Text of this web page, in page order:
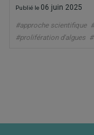
Publié le 06 juin 2025
#approche scientifique
#prolifération d'algues